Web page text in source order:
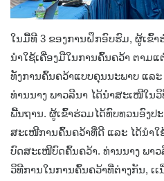
ໃນມື້ທີ 3 ຂອງການຝຶກອົບຮົມ, ຜູ້ເຂົ້າ
ນໍາໃຊ້ເຄື່ອງມືໃນການຄົ້ນຄວ້າ ຕາມແ
ທັງການຄົ້ນຄວ້າແບບຄຸນນະພາບ ແລ
ທ່ານນາງ ພາວລີນາ ໄດ້ນໍາສະເໜີໃນ
ພື້ນຖານ. ຜູ້ເຂົ້າຮ່ວມໄດ້ທົບທວນອົງປ
ສະເໜີການຄົ້ນຄວ້າທີ່ດີ ແລະ ໄດ້ນໍາໃ
ບົດສະເໜີບົດຄົ້ນຄວ້າ. ທ່ານນາງ ພາ
ວິທີການໃນການຄົ້ນຄວ້າທີ່ຕ່າງກັນ, ເ